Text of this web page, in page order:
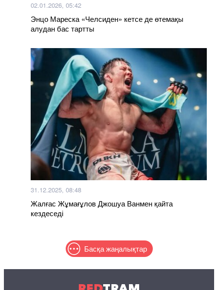
02.01.2026, 05:42
Энцо Мареска «Челсиден» кетсе де өтемақы
алудан бас тартты
31.12.2025, 08:48
Жалғас Жұмағұлов Джошуа Ванмен қайта
кездеседі
Басқа жаңалықтар